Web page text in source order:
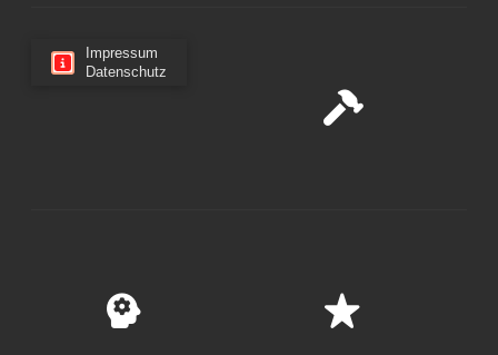
Cookie-Zustimmung verwalten
Impressum
Datenschutz